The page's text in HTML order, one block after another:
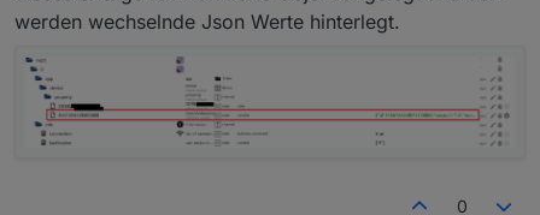
}
werden wechselnde Json Werte hinterlegt.
0